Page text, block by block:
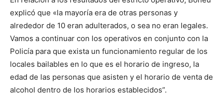
explicó que «la mayoría era de otras personas y
alrededor de 10 eran adulterados, o sea no eran legales.
Vamos a continuar con los operativos en conjunto con la
Policía para que exista un funcionamiento regular de los
locales bailables en lo que es el horario de ingreso, la
edad de las personas que asisten y el horario de venta de
alcohol dentro de los horarios establecidos”.